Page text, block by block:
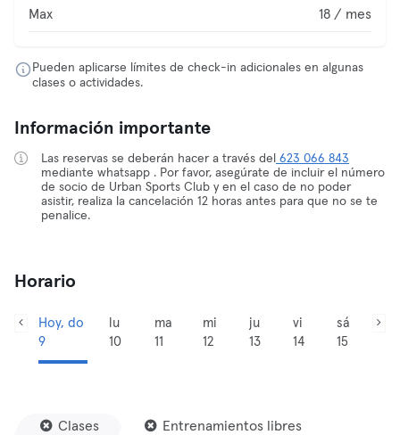
Max 18 / mes
Pueden aplicarse límites de check-in adicionales en algunas
clases o actividades.
Información importante
Las reservas se deberán hacer a través del 623 066 843
mediante whatsapp . Por favor, asegúrate de incluir el número
de socio de Urban Sports Club y en el caso de no poder
asistir, realiza la cancelación 12 horas antes para que no se te
penalice.
Horario
Hoy, do
9
lu
10
ma
11
mi
12
ju
13
vi
14
sá
15
Clases Entrenamientos libres